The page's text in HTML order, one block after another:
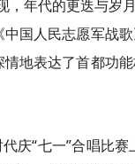
，年代的更迭与岁
国人民志愿军战
地表达了首都功
庆“七一”合唱比